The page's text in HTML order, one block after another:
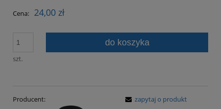
Cena: 24,00 zł
szt.
do koszyka
Producent: zapytaj o produkt